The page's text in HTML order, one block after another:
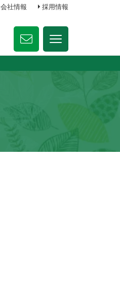
会社情報 採用情報